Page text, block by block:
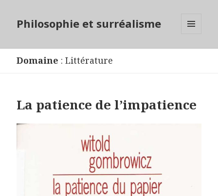
Philosophie et surréalisme
Domaine :Littérature
La patience de l’impatience